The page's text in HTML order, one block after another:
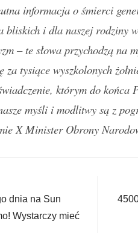
informacja o śmierci
bliskich i dla naszej rodziny
– te słowa przychodzą na
za tysiące wyszkolonych
którym do końca
myśli i modlitwy są z
X Minister Obrony
dnia na Sun
Wystarczy mieć